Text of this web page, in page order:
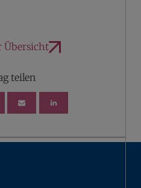
Übersicht
teilen